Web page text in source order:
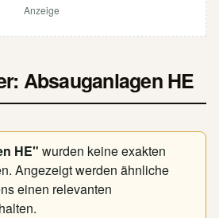
Anzeige
Absauganlagen HE
HE" wurden keine exakten
Angezeigt werden ähnliche
einen relevanten